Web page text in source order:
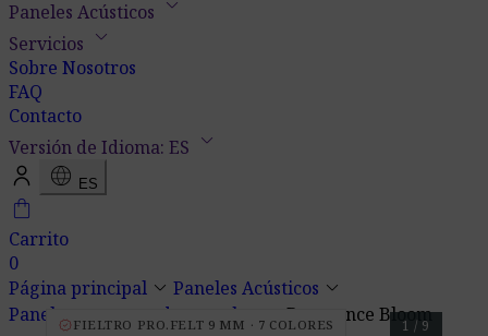
Paneles Acústicos
Servicios keyboard_arrow_down
Sobre Nosotros
FAQ
Contacto
Versión de Idioma: ES keyboard_arrow_down
language ES
shopping_bag
Carrito
0
Página principal keyboard_arrow_down Paneles Acústicos keyboard_arrow_down
Paneles para paredes y techos keyboard_arrow_downResonance Bloom
verified FIELTRO PRO.FELT 9 MM · 7 COLORES 1 / 9